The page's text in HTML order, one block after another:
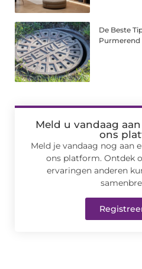
De Beste
Purmerend
Meld u vandaag
ons
Meld je vandaag nog aan
ons platform. Ontdek
ervaringen anderen